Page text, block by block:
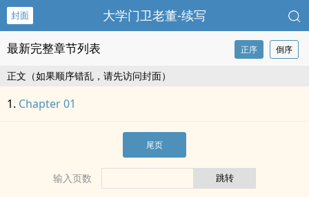
封面 大学门卫老董-续写
最新完整章节列表 正序 倒序
正文（如果顺序错乱，请先访问封面）
Chapter 01
尾页
输入页数